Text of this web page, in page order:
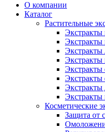
О компании
Каталог
Растительные
Экстракты
Экстракты
Экстракты
Экстракты
Экстракты
Экстракты
Экстракты
Экстракты
Косметические
Защита от